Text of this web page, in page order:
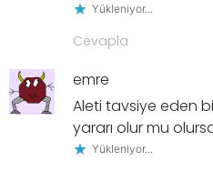
Yükleniyor...
Cevapla
emre
Aleti tavsiye eden
yararı olur mu
Yükleniyor...